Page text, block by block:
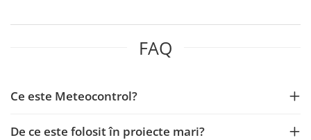
FAQ
Ce este Meteocontrol?
De ce este folosit în proiecte mari?